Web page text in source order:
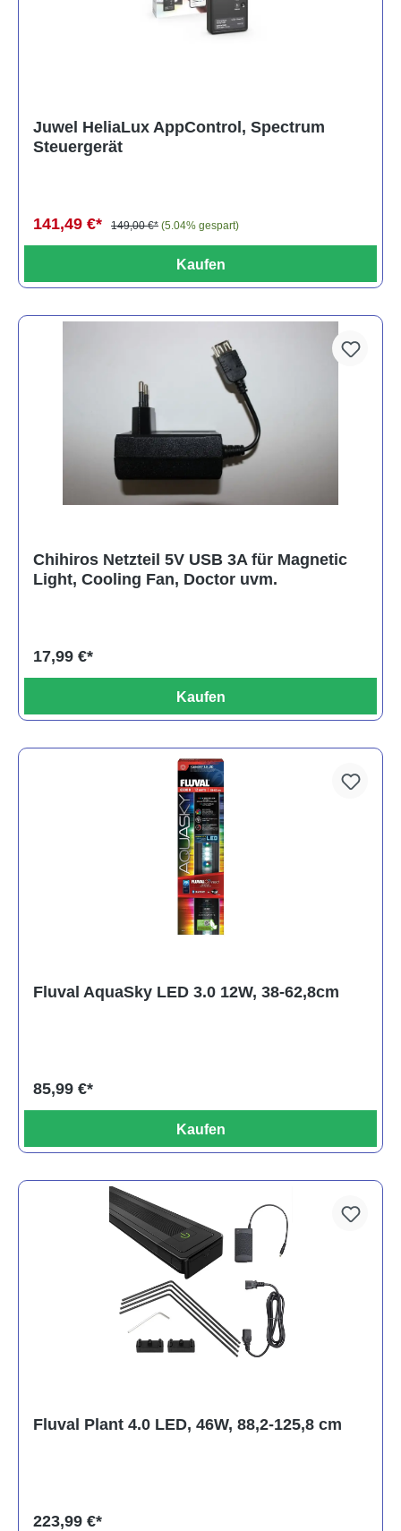
Juwel HeliaLux AppControl, Spectrum
Steuergerät
141,49 €* 149,00 €* (5.04% gespart)
Kaufen
Chihiros Netzteil 5V USB 3A für Magnetic
Light, Cooling Fan, Doctor uvm.
17,99 €*
Kaufen
Fluval AquaSky LED 3.0 12W, 38-62,8cm
85,99 €*
Kaufen
Fluval Plant 4.0 LED, 46W, 88,2-125,8 cm
223,99 €*